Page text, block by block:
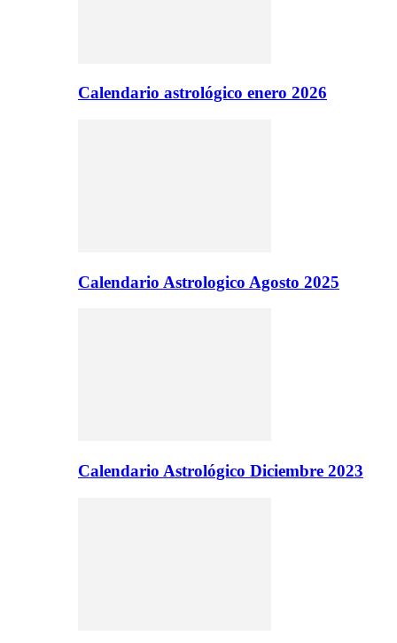
Calendario astrológico enero 2026
Calendario Astrologico Agosto 2025
Calendario Astrológico Diciembre 2023